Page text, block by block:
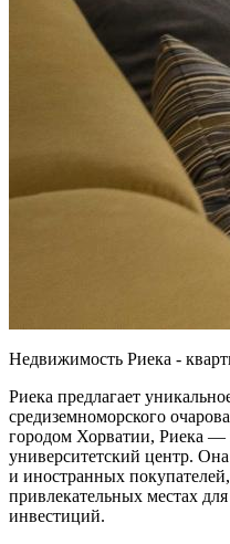
Недвижимость Риека -
Риека предлагает
средиземноморского
городом Хорватии, Риека —
университетский центр.
и иностранных
привлекательных местах
инвестиций.